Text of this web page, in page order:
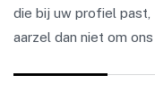
die bij uw profiel past,
aarzel dan niet om